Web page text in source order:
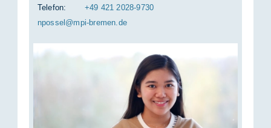
Telefon:
+49 421 2028-9730
npos­sel@mpi-bre­men.de